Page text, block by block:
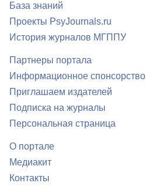
База знаний
Проекты PsyJournals.ru
История журналов МГППУ
Партнеры портала
Информационное спонсорство
Приглашаем издателей
Подписка на журналы
Персональная страница
О портале
Медиакит
Контакты